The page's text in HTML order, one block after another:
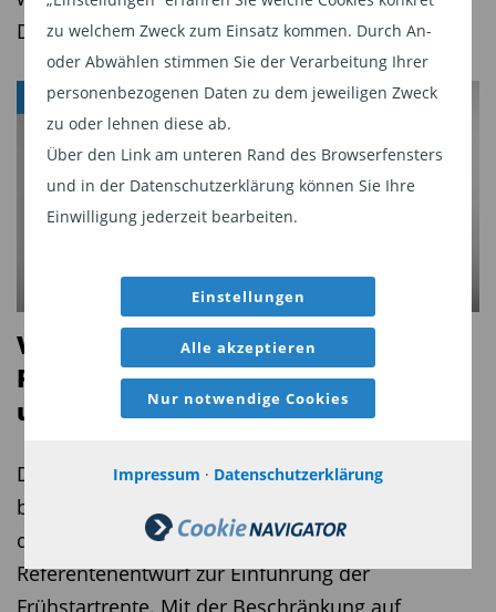
zu welchem Zweck zum Einsatz kommen. Durch An-
oder Abwählen stimmen Sie der Verarbeitung Ihrer
personenbezogenen Daten zu dem jeweiligen Zweck
zu oder lehnen diese ab.
Über den Link am unteren Rand des Browserfensters
und in der Datenschutzerklärung können Sie Ihre
Einwilligung jederzeit bearbeiten.
Einstellungen
Alle akzeptieren
Nur notwendige Cookies
Impressum · Datenschutzerklärung
Kosten. Die mögliche Folge: Noch mehr Berater
und Vermittler müssen aufgrund von
Kostenbelastungen kapitulieren. Insgesamt
rechnet der AfW mit maximal rund 11000
Erlaubnisinhabern, auf die die Kosten umgelegt
würden. Der Branchenverband will den Kampf
gegen den Regulierungs-Wahnsinn allerdings
endgültig aus dem Sack! Keine Rede mehr von
geringer Belastung oder sogar Kostenneutralität
durch den Aufsichtswechsel!“ so Wirth. „Ein solch
mittelstandsfeindliches Gesetz in Zeiten von
kann nicht ernsthaft auf der Tagesordnung
bleiben. Wir werden mit aller Beharrlichkeit das
Einstampfen dieser Pläne fordern.“
Diesen Beitrag teilen:
Dividendenrendite.
ALTERSVORSORGE
Verbraucherzentrale:
Frühstartrente verantwortungsvoll
umsetzen ­ ­ ­ ­ ­ ­
Die Verbraucherzentrale Baden-Württemberg
begrüßt wichtige Schutzvorschriften zugunsten
der minderjährigen Sparern und Sparerinnen im
Referentenentwurf zur Einführung der
Frühstartrente. Mit der Beschränkung auf